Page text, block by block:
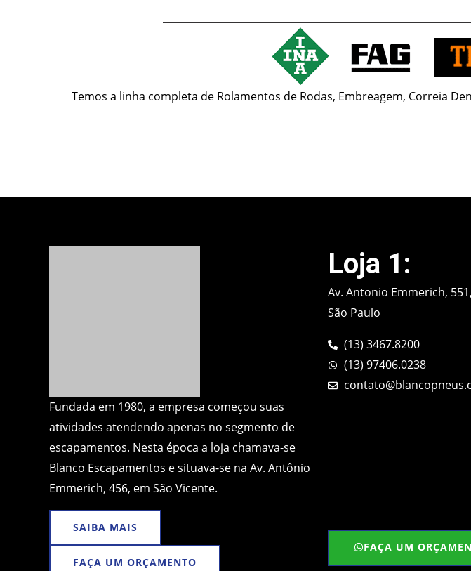
Temos a linha completa de Rolamentos de Rodas, Embreagem, Correia
Fundada em 1980, a empresa começou suas
atividades atendendo apenas no segmento de
escapamentos. Nesta época a loja chamava-se
Blanco Escapamentos e situava-se na Av. Antônio
Emmerich, 456, em São Vicente.
SAIBA MAIS
FAÇA UM ORÇAMENTO
Loja 1:
Av. Antonio Emmerich,
São Paulo
(13) 3467.8200
(13) 97406.0238
FAÇA UM